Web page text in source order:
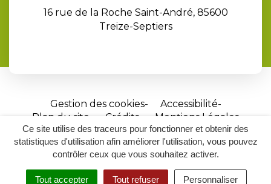
Ce site utilise des traceurs pour fonctionner et obtenir des
statistiques d'utilisation afin améliorer l'utilisation, vous pouvez
contrôler ceux que vous souhaitez activer.
Tout accepter Tout refuser Personnaliser
16 rue de la Roche Saint-André, 85600
Treize-Septiers
Gestion des cookies
Accessibilité
Plan du site
Crédits
Mentions Légales
Site
réalisé
par
Inovagora